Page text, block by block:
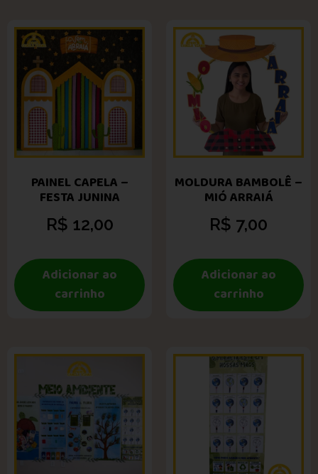
PAINEL CAPELA –
FESTA JUNINA
R$ 12,00
Adicionar ao
carrinho
MOLDURA BAMBOLÊ –
MIÓ ARRAIÁ
R$ 7,00
Adicionar ao
carrinho